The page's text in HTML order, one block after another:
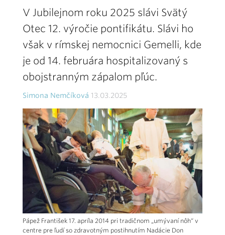
V Jubilejnom roku 2025 slávi Svätý
Otec 12. výročie pontifikátu. Slávi ho
však v rímskej nemocnici Gemelli, kde
je od 14. februára hospitalizovaný s
obojstranným zápalom pľúc.
Simona Nemčíková 13.03.2025
Pápež František 17. apríla 2014 pri tradičnom „umývaní nôh“ v
centre pre ľudí so zdravotným postihnutím Nadácie Don